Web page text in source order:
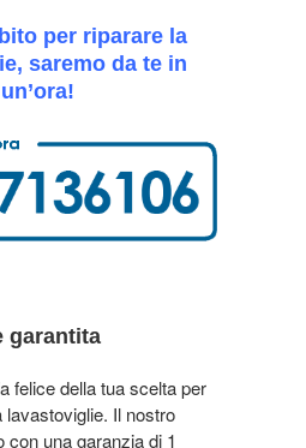
per riparare la
saremo da te in
un’ora!
garantita
felice della tua scelta per
lavastoviglie. Il nostro
con una garanzia di 1